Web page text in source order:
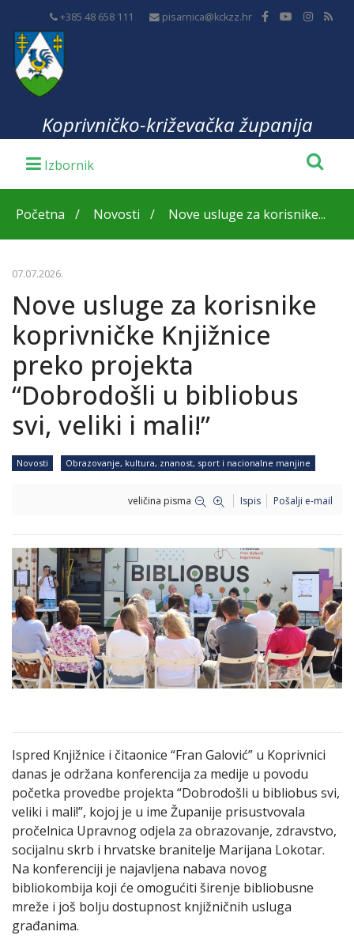
+385 48 658 111 pisarnica@kckzz.hr
Koprivničko-križevačka županija
Početna Novosti Nove usluge za korisnike...
07.07.2026.
Nove usluge za korisnike
koprivničke Knjižnice
preko projekta
“Dobrodošli u bibliobus
svi, veliki i mali!”
Novosti Obrazovanje, kultura, znanost, sport i nacionalne manjine
veličina pisma Ispis Pošalji e-mail
Ispred Knjižnice i čitaonice “Fran Galović” u Koprivnici
danas je održana konferencija za medije u povodu
početka provedbe projekta “Dobrodošli u bibliobus svi,
veliki i mali!”, kojoj je u ime Županije prisustvovala
pročelnica Upravnog odjela za obrazovanje, zdravstvo,
socijalnu skrb i hrvatske branitelje Marijana Lokotar.
Na konferenciji je najavljena nabava novog
bibliokombija koji će omogućiti širenje bibliobusne
mreže i još bolju dostupnost knjižničnih usluga
građanima.